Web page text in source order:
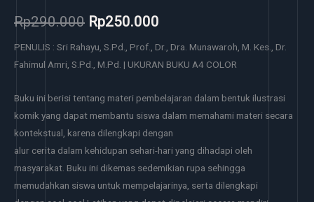
Rp290.000 Rp250.000
PENULIS : Sri Rahayu, S.Pd., Prof., Dr., Dra. Munawaroh, M. Kes., Dr.
Fahimul Amri, S.Pd., M.Pd. | UKURAN BUKU A4 COLOR
Buku ini berisi tentang materi pembelajaran dalam bentuk ilustrasi
komik yang dapat membantu siswa dalam memahami materi secara
kontekstual, karena dilengkapi dengan
alur cerita dalam kehidupan sehari-hari yang dihadapi oleh
masyarakat. Buku ini dikemas sedemikian rupa sehingga
memudahkan siswa untuk mempelajarinya, serta dilengkapi